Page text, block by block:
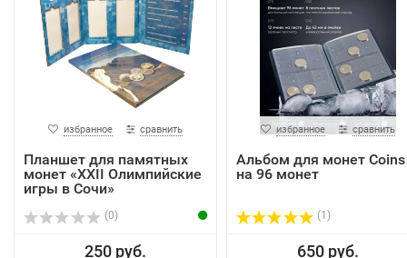
избранное сравнить
Планшет для памятных
монет «XXII Олимпийские
игры в Сочи»
(0)
250 руб.
избранное сравнить
Альбом для монет Coins
на 96 монет
(1)
650 руб.